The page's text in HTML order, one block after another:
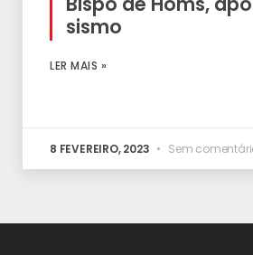
sismo
LER MAIS »
8 FEVEREIRO, 2023 Sem